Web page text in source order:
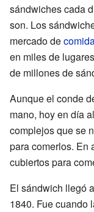
sándwiches cada
son. Los
mercado de
en miles de
de millones de
Aunque el conde
mano, hoy en día
complejos que se
para comerlos. En
cubiertos para
El sándwich llegó
1840. Fue cuando